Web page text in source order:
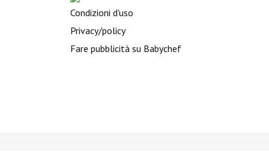
Condizioni d'uso
Privacy/policy
Fare pubblicità su Babychef